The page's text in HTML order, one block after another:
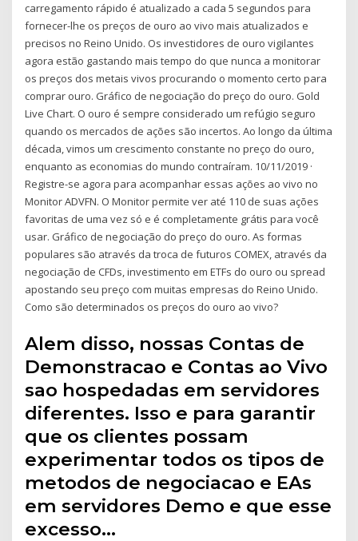
carregamento rápido é atualizado a cada 5 segundos para
fornecer-lhe os preços de ouro ao vivo mais atualizados e
precisos no Reino Unido. Os investidores de ouro vigilantes
agora estão gastando mais tempo do que nunca a monitorar
os preços dos metais vivos procurando o momento certo para
comprar ouro. Gráfico de negociação do preço do ouro. Gold
Live Chart. O ouro é sempre considerado um refúgio seguro
quando os mercados de ações são incertos. Ao longo da última
década, vimos um crescimento constante no preço do ouro,
enquanto as economias do mundo contraíram. 10/11/2019 ·
Registre-se agora para acompanhar essas ações ao vivo no
Monitor ADVFN. O Monitor permite ver até 110 de suas ações
favoritas de uma vez só e é completamente grátis para você
usar. Gráfico de negociação do preço do ouro. As formas
populares são através da troca de futuros COMEX, através da
negociação de CFDs, investimento em ETFs do ouro ou spread
apostando seu preço com muitas empresas do Reino Unido.
Como são determinados os preços do ouro ao vivo?
Alem disso, nossas Contas de
Demonstracao e Contas ao Vivo
sao hospedadas em servidores
diferentes. Isso e para garantir
que os clientes possam
experimentar todos os tipos de
metodos de negociacao e EAs
em servidores Demo e que esse
excesso…